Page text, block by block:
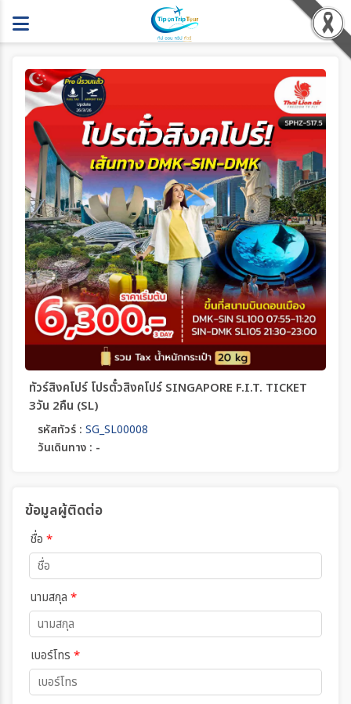
ทัวร์สิงคโปร์ โปรตั๋วสิงคโปร์ SINGAPORE F.I.T. TICKET
3วัน 2คืน (SL)
รหัสทัวร์ : SG_SL00008
วันเดินทาง : -
ข้อมูลผู้ติดต่อ
ชื่อ *
นามสกุล *
เบอร์โทร *